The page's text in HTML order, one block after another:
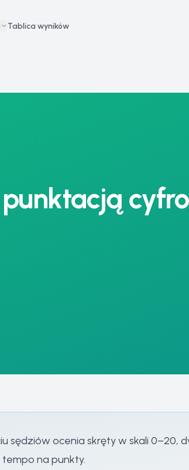
Tablica wyników
sędziów ocenia skręty w skali
na punkty.